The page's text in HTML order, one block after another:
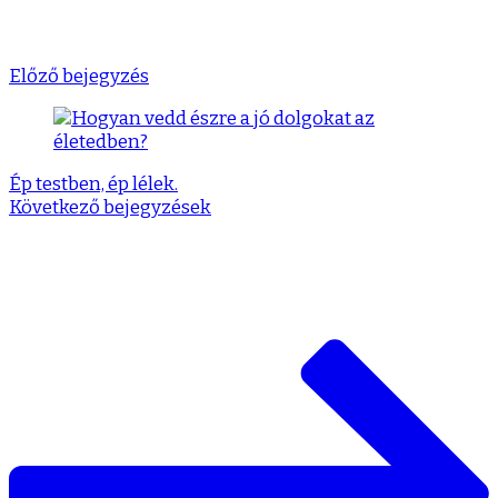
Előző bejegyzés
Ép testben, ép lélek.
Következő bejegyzések